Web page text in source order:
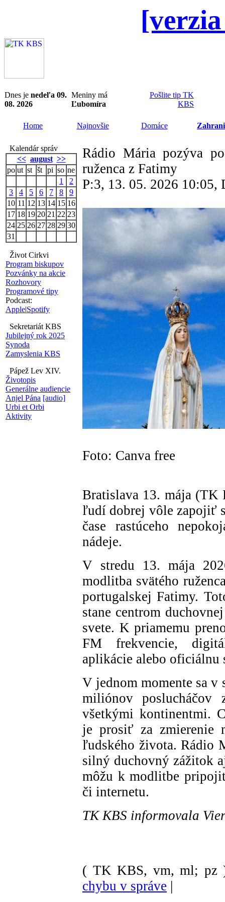
Dnes je nedeľa 09.
08. 2026
Meniny má
Ľubomíra
Pošlite tip TK
KBS
Home Najnovšie Domáce
Kalendár správ
<< august >>
po ut st št pi so ne
1
2
3
4 5 6 7 8
9
10 11 12 13 14 15 16
17 18 19 20 21 22 23
24 25 26 27 28 29 30
31
Život Cirkvi
Program biskupov
Pozvánky na akcie
Rozhovory
Programové tipy
Podcast:
Apple|Spotify
Sekretariát KBS
Jubilejný rok 2025
Synoda
Zamyslenia KBS
Pápež Lev XIV.
Životopis
Generálne audiencie
Anjel Pána [audio]
Urbi et Orbi
Aktivity
Rádio Mária pozýva
ruženca z Fatimy
P:3, 13. 05. 2026 10:05,
Foto: Canva free
Bratislava 13. mája (TK
ľudí dobrej vôle zapojiť
čase rastúceho
nádeje.
V stredu 13. mája
modlitba svätého
portugalskej Fatimy.
stane centrom
svete. K priamemu
FM frekvencie,
aplikácie alebo oficiálnu
V jednom momente sa
miliónov
všetkými kontinentmi.
je prosiť za zmierenie
ľudského života. Rádio
silný duchovný zážitok
môžu k modlitbe
či internetu.
TK KBS informovala
( TK KBS, vm, ml; pz
chybu v správe |